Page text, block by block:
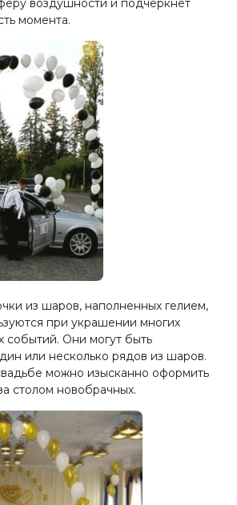
воздушности и подчеркнет
момента.
из шаров, наполненных гелием,
при украшении многих
событий. Они могут быть
или несколько рядов из шаров.
можно изысканно оформить
столом новобрачных.